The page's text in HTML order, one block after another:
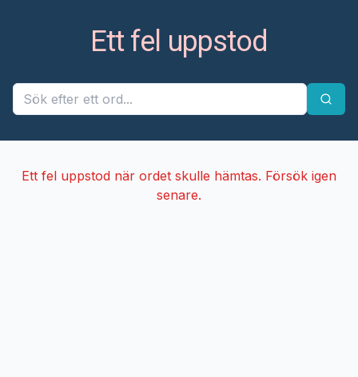
Ett fel uppstod
Ett fel uppstod när ordet skulle hämtas. Försök igen
senare.